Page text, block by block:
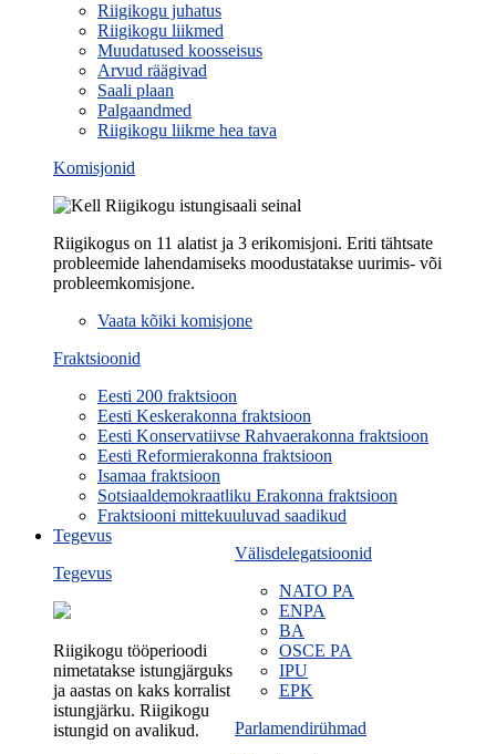
Riigikogu juhatus
Riigikogu liikmed
Muudatused koosseisus
Arvud räägivad
Saali plaan
Palgaandmed
Riigikogu liikme hea tava
Komisjonid
Riigikogus on 11 alatist ja 3 erikomisjoni. Eriti tähtsate
probleemide lahendamiseks moodustatakse uurimis- või
probleemkomisjone.
Vaata kõiki komisjone
Fraktsioonid
Eesti 200 fraktsioon
Eesti Keskerakonna fraktsioon
Eesti Konservatiivse Rahvaerakonna fraktsioon
Eesti Reformierakonna fraktsioon
Isamaa fraktsioon
Sotsiaaldemokraatliku Erakonna fraktsioon
Fraktsiooni mittekuuluvad saadikud
Välisdelegatsioonid
NATO PA
ENPA
BA
OSCE PA
IPU
EPK
Parlamendirühmad
Tegevus
Tegevus
Riigikogu tööperioodi
nimetatakse istungjärguks
ja aastas on kaks korralist
istungjärku. Riigikogu
istungid on avalikud.